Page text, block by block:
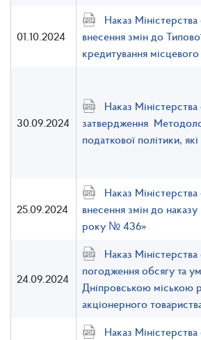
01.10.2024
Наказ
внесення змін до
кредитування
30.09.2024
Наказ
затвердження
податкової політики,
25.09.2024
Наказ
внесення змін до
року № 436»
24.09.2024
Наказ
погодження обсягу та
Дніпровською міською
акціонерного
Наказ